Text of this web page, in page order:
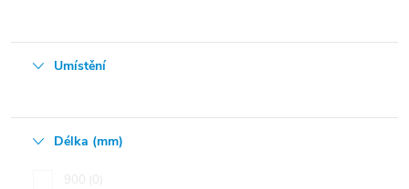
Umístění
Délka (mm)
900
0